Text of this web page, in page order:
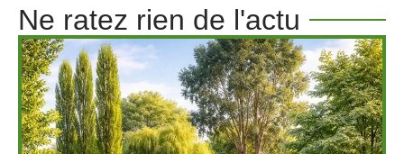
Ne ratez rien de l'actu